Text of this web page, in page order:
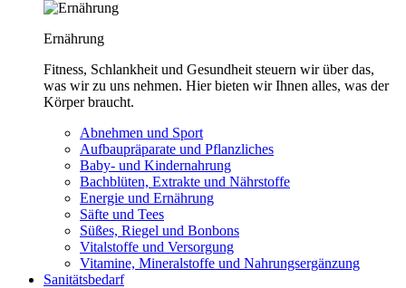
Ernährung
Fitness, Schlankheit und Gesundheit steuern wir über das,
was wir zu uns nehmen. Hier bieten wir Ihnen alles, was der
Körper braucht.
Abnehmen und Sport
Aufbaupräparate und Pflanzliches
Baby- und Kindernahrung
Bachblüten, Extrakte und Nährstoffe
Energie und Ernährung
Säfte und Tees
Süßes, Riegel und Bonbons
Vitalstoffe und Versorgung
Vitamine, Mineralstoffe und Nahrungsergänzung
Sanitätsbedarf